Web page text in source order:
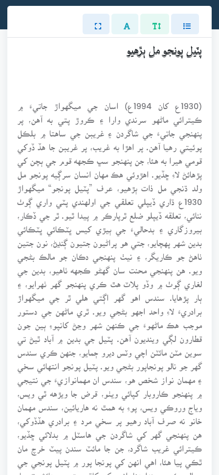
پٽيل پونجو مل ٻڙهيو
(1930ع کان 1994ع) اسان جي ميگهواڙ جاتيءَ ۾
ڪيترائي ماڻهو سرندي وارا ۽ ڪروڙ پتي به آهن، پر
پنهنجي جاتيءَ جي شاگردن ۽ غريبن جي ساهتا ۾ بلڪل
پوئيتي رهيا آهن. پر اهڙا به غريب، پر غريبن جا هڏ ڏوکي
قومي هيرا به هئا، جن پنهنجو سڀ ڪجهه قوم جي ٻچن کي
پڙهائڻ لاءِ ڇڏيو. اهڙوئي هڪ مهان انسان سرڳيه پونجو مل
ولد ڌنجي مل ذات ٻڙهيو، عرف ”پٽيل پونجو“ ميگهواڙ
1930ع ڌاري ڏيپلي تعلقي جي اولهندي پٽي واري ڳوٺ
ننائي، تعلقه ڏيپلو ضلع ٿرپارڪر ۾ پيدا ٿيو. ٿر جي ڏڪار،
بيروزگاري ۽ بدحاليءَ جي ٻيڙي کيس ڀٽڪائي ڀٽڪائي
بدين شهر پهچايو، جتي هو پراڻيون جتيون ڳنڍڻ، نون جتين
ٺاهڻ جو ڪاريگر، ۽ نيٺ پنهنجي دڪان جو مالڪ بڻجي
ويو. هن پنهنجي محنت سان گهڻو ڪجهه ٺاهيو، بدين جي
لغاري ڳوٺ ۾ وڏو پلاٽ هٿ ڪري پنهنجو گهر ٺهرايو، ۽
ٻار پڙهايا. سندس اهو گهر اڳتي هلي ٿر جي ميگهواڙ
برادريءَ لاءِ واحد اجهو بڻجي ويو. ٿري ماڻهن جي دستور
موجب هڪ ماڻهوءَ جي ڪنهن شهر وڃڻ کانپوءِ ٻين جون
قطارون لڳي وينديون آهن. پٽيل جي بدين ۾ آباد ٿيڻ تي
سوين مٽن مائٽن اچي وٽس ديرو ڄمايو، جنهن ڪري سندس
گهر جو نالو پونجاپور بڻجي ويو. پٽيل پونجو انتهائي سخي
۽ مهمان نواز شخص هو، سندس ان مهمانوازيءَ جي نتيجي
۾ پنهنجو ڪاروبار کپائي ويٺو، قرض جا ويڙهه ٿي ويس،
وياج وروڪي ويس، پوءِ به همٿ نه هاريائين، سندس مهمان
خانو نه صرف آباد رهيو پر سخي مرد ۽ برادري هڏڏوکي،
هن پنهنجي گهر کي شاگردن جي هاسٽل ۾ بدلائي ڇڏيو،
ڪيترائي غريب شاگرد، جن جا مائٽ سندن پيٽ خرچ مان
ٿڪي پيا هئا، اهي انهن کي پونجا پور ۾ پٽيل پونجي جي
حوالي ڪري ويندا هئا، انهن کي کاڌو پيتو ۽ رهائش ته ڇا،